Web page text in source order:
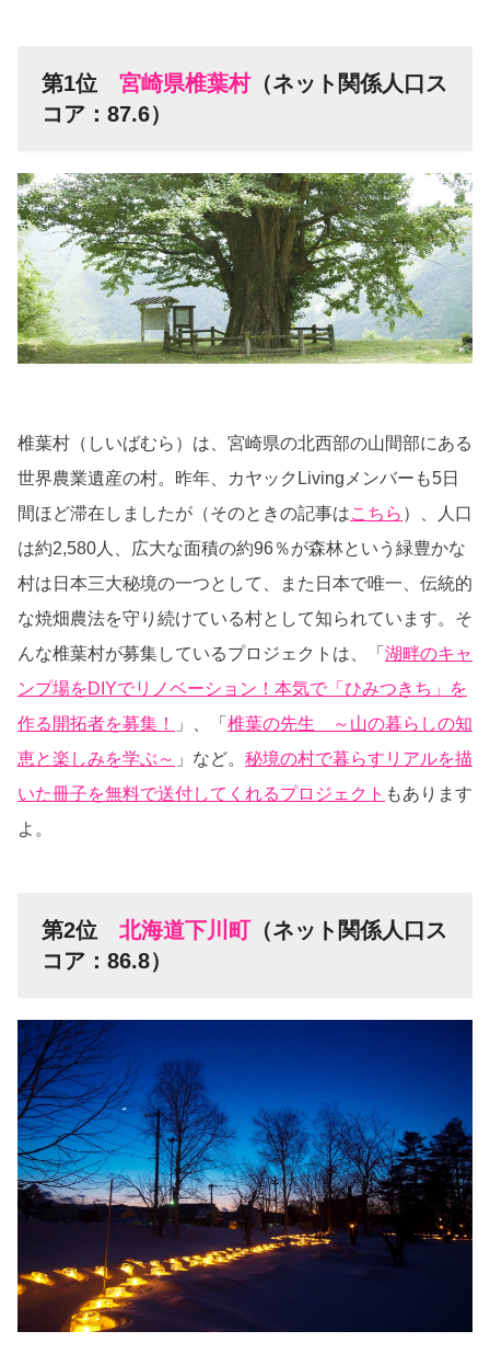
第1位 宮崎県椎葉村（ネット関係人口ス
コア：87.6）
椎葉村（しいばむら）は、宮崎県の北西部の山間部にある
世界農業遺産の村。昨年、カヤックLivingメンバーも5日
間ほど滞在しましたが（そのときの記事はこちら ）、人口
は約2,580人、広大な面積の約96％が森林という緑豊かな
村は日本三大秘境の一つとして、また日本で唯一、伝統的
な焼畑農法を守り続けている村として知られています。そ
んな椎葉村が募集しているプロジェクトは、「 湖畔のキャ
ンプ場をDIYでリノベーション！本気で「ひみつきち」を
作る開拓者を募集！
」、「 椎葉の先生 ～山の暮らしの知
恵と楽しみを学ぶ～ 」など。 秘境の村で暮らすリアルを描
いた冊子を無料で送付してくれるプロジェクト もあります
よ。
第2位 北海道下川町（ネット関係人口ス
コア：86.8）